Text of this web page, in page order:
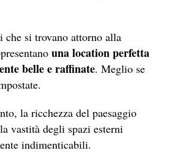
che si trovano attorno alla
una location perfetta
belle e raffinate. Meglio se
la ricchezza del paesaggio
vastità degli spazi esterni
indimenticabili.